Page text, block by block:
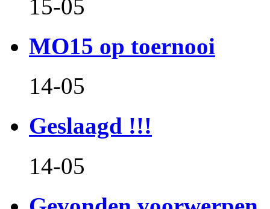
15-05
MO15 op toernooi
14-05
Geslaagd !!!
14-05